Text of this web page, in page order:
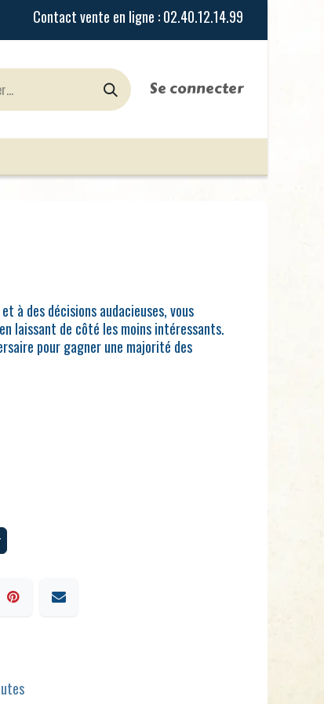
Se connecter
à des décisions audacieuses, vous
laissant de côté les moins intéressants.
pour gagner une majorité des